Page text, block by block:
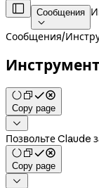
 Сообщения

Сообщения/
Copy page

Позвольте Claude
Copy page
